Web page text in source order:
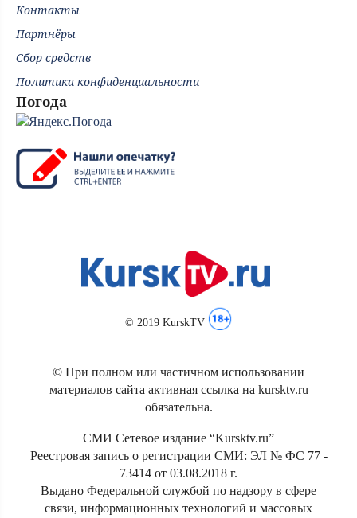
Контакты
Партнёры
Сбор средств
Политика конфиденциальности
Погода
© 2019 KurskTV
© При полном или частичном использовании
материалов сайта активная ссылка на kursktv.ru
обязательна.
СМИ Сетевое издание “Kursktv.ru”
Реестровая запись о регистрации СМИ: ЭЛ № ФС 77 -
73414 от 03.08.2018 г.
Выдано Федеральной службой по надзору в сфере
связи, информационных технологий и массовых